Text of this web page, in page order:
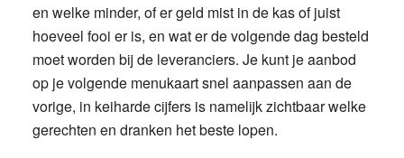
en welke minder, of er geld mist in de kas of juist
hoeveel fooi er is, en wat er de volgende dag besteld
moet worden bij de leveranciers. Je kunt je aanbod
op je volgende menukaart snel aanpassen aan de
vorige, in keiharde cijfers is namelijk zichtbaar welke
gerechten en dranken het beste lopen.